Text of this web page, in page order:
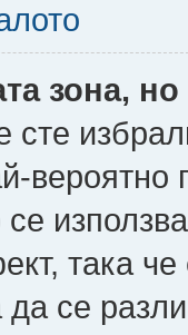
зона,
сте
се
така
се